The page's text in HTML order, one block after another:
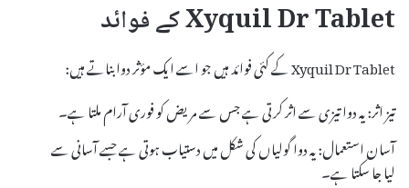
Xyquil Dr Tablet کے فوائد
Xyquil Dr Tablet کے کئی فوائد ہیں جو اسے ایک مؤثر دوا بناتے ہیں:
تیز اثر: یہ دوا تیزی سے اثر کرتی ہے جس سے مریض کو فوری آرام ملتا ہے۔
آسان استعمال: یہ دوا گولیاں کی شکل میں دستیاب ہوتی ہے جسے آسانی سے
لیا جا سکتا ہے۔